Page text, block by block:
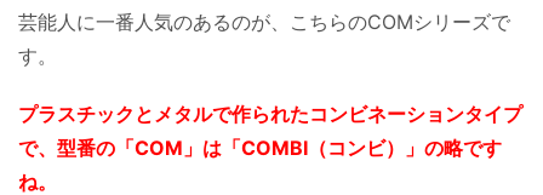
芸能人に一番人気のあるのが、こちらのCOMシリーズで
す。
プラスチックとメタルで作られたコンビネーションタイプ
で、型番の「COM」は「COMBI（コンビ）」の略です
ね。